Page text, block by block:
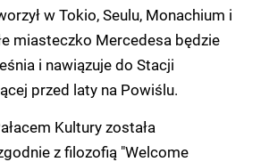
w Tokio, Seulu, Monachium i
miasteczko Mercedesa będzie
i nawiązuje do Stacji
przed laty na Powiślu.
Kultury została
z filozofią "Welcome